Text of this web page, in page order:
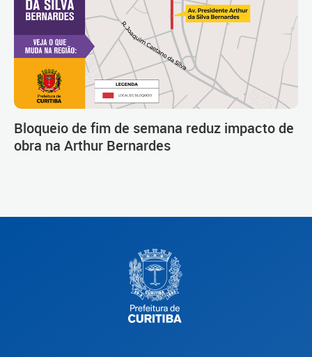
Bloqueio de fim de semana reduz impacto de
obra na Arthur Bernardes